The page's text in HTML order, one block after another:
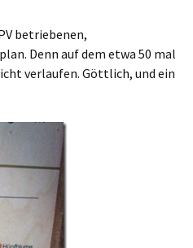
betriebenen,
Denn auf dem etwa 50 mal
verlaufen. Göttlich, und ein